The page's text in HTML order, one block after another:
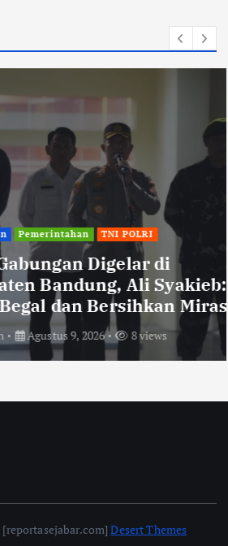
TNI POLRI
Digelar di
Ali Syakieb:
dan Bersihkan Miras
9, 2026 8 views
Desert Themes